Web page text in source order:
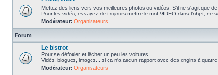
Mettez des liens vers vos meilleures photos ou vidéos. S'il ne s'agit que
Pour les vidéo, essayez de toujours mettre le mot VIDEO dans l'objet, ce
Modérateur: Organisateurs
Forum
Le bistrot
Pour se défouler et lâcher un peu les voitures.
Vidés, blagues, images... si ça n'a aucun rapport avec des engins à
Modérateur: Organisateurs